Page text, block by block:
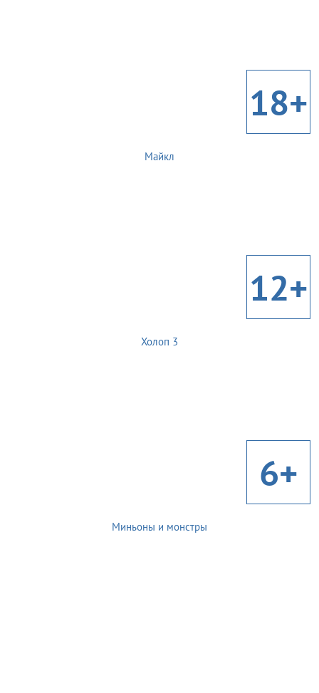
18+
Майкл
12+
Холоп 3
6+
Миньоны и монстры